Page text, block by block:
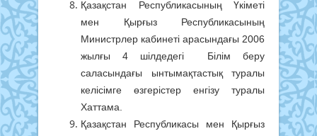
Қазақстан Республикасының Үкіметі
мен Қырғыз Республикасының
Министрлер кабинеті арасындағы 2006
жылғы 4 шілдедегі Білім беру
саласындағы ынтымақтастық туралы
келісімге өзгерістер енгізу туралы
Хаттама.
Қазақстан Республикасы мен Қырғыз